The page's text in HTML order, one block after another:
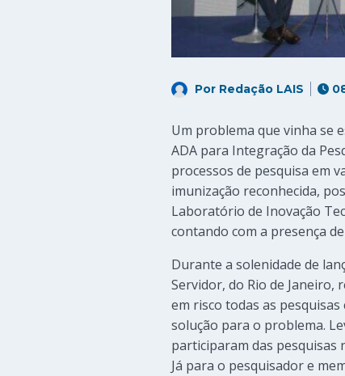
Por Redação LAIS
Um problema que vinha se
ADA para Integração da
processos de pesquisa em
imunização reconhecida,
Laboratório de Inovação
contando com a presença
Durante a solenidade de
Servidor, do Rio de
em risco todas as
solução para o problema.
participaram das pesquisas
Já para o pesquisador e